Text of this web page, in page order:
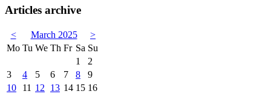
Articles archive
< March 2025
>
Mo Tu We Th Fr Sa Su
1
2
3
4 5 6 7 8
9
10
11 12 13 14 15 16